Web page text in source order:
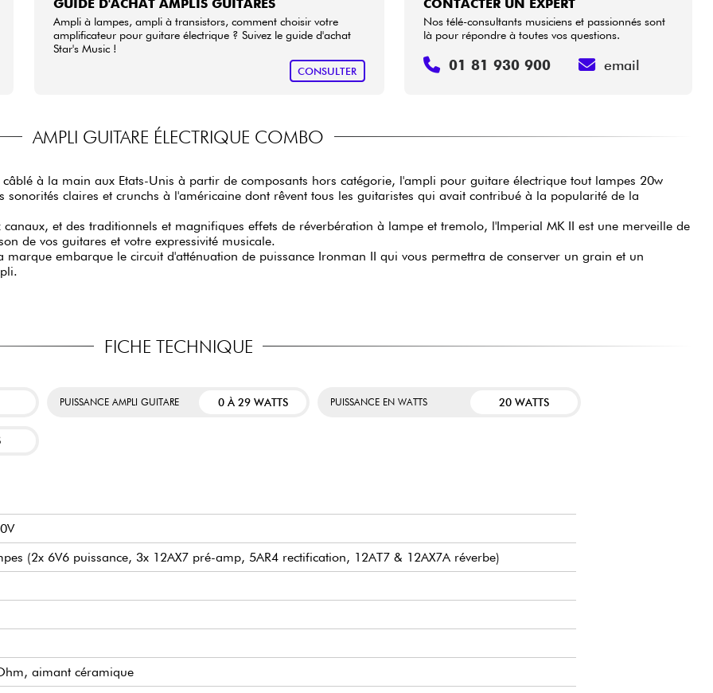
GUIDE D'ACHAT AMPLIS GUITARES
Ampli à lampes, ampli à transistors, comment choisir votre
amplificateur pour guitare électrique ? Suivez le guide d'achat
Star's Music !
CONSULTER
CONTACTER UN EXPERT
Nos télé-consultants musiciens et passionnés sont
là pour répondre à toutes vos questions.
01 81 930 900 email
AMPLI GUITARE ÉLECTRIQUE COMBO
à la main aux Etats-Unis à partir de composants hors catégorie, l'ampli pour guitare électrique tout lampes 20w
sonorités claires et crunchs à l'américaine dont rêvent tous les guitaristes qui avait contribué à la popularité de la
et des traditionnels et magnifiques effets de réverbération à lampe et tremolo, l'Imperial MK II est une merveille de
de vos guitares et votre expressivité musicale.
embarque le circuit d'atténuation de puissance Ironman II qui vous permettra de conserver un grain et un
FICHE TECHNIQUE
PUISSANCE AMPLI GUITARE 0 À 29 WATTS PUISSANCE EN WATTS 20 WATTS
(2x 6V6 puissance, 3x 12AX7 pré-amp, 5AR4 rectification, 12AT7 & 12AX7A réverbe)
aimant céramique